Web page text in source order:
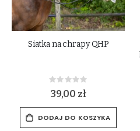
Siatka na chrapy QHP
Rating:
0%
39,00 zł
DODAJ DO KOSZYKA